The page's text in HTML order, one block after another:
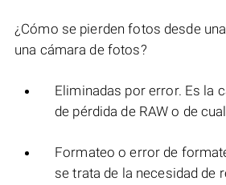
¿Cómo se pierden fotos desde
una cámara de fotos?
Eliminadas por error. Es la
de pérdida de RAW o de
Formateo o error de
se trata de la necesidad de